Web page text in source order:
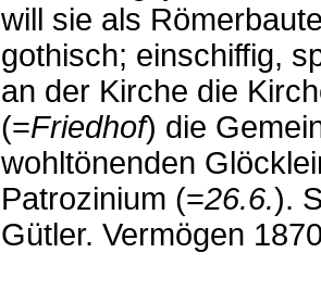
will sie als
gothisch; einschiffig,
an der Kirche die
(=Friedhof) die
wohltönenden
Patrozinium (=26.6.).
Gütler. Vermögen